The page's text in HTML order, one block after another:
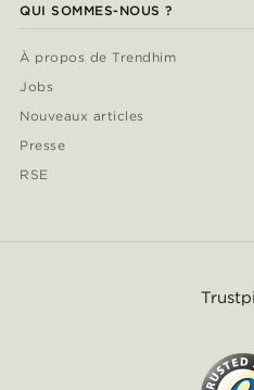
QUI SOMMES-NOUS ?
À propos de Trendhim
Jobs
Nouveaux articles
Presse
RSE